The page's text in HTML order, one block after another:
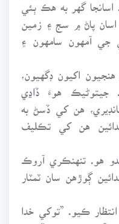
گهر به هڪ ٻئي
اسان پاڻ ۾ سج ۽ زمين
جي آمهون سامهون ۽
اکيون ڊگهيون،
جيتوڻيڪ هوءَ ڏاڍي
هن کي ڏسڻ به
هن کي تڪليف
هو. تنهنڪري آروڪ
ڳوڙهن سان ٽمٽار
ڪيو. ”توکي خدا